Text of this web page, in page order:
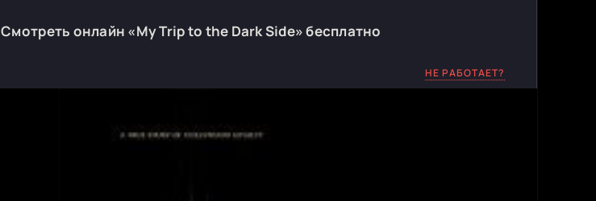
Смотреть онлайн «My Trip to the Dark Side» бесплатно
НЕ РАБОТАЕТ?